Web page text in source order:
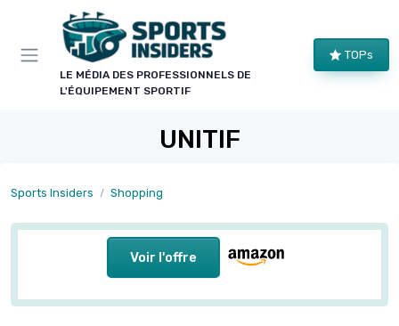
LE MÉDIA DES PROFESSIONNELS DE
L'ÉQUIPEMENT SPORTIF
TOPs
UNITIF
Sports Insiders Shopping
Voir l'offre
Panneau de gestion des cookies